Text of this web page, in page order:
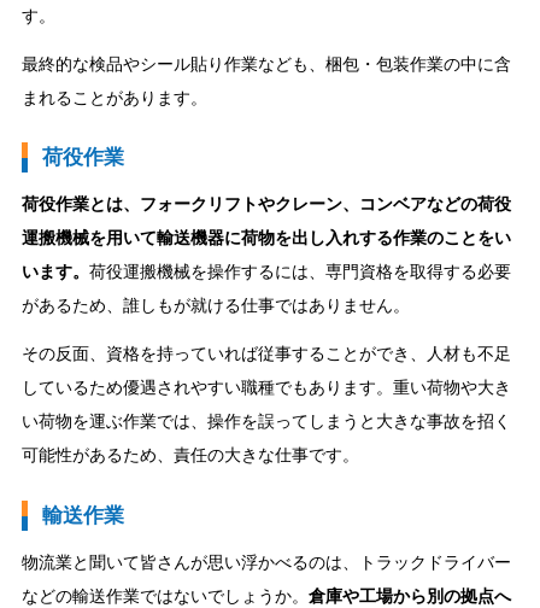
す。
最終的な検品やシール貼り作業なども、梱包・包装作業の中に含
まれることがあります。
荷役作業
荷役作業とは、フォークリフトやクレーン、コンベアなどの荷役
運搬機械を用いて輸送機器に荷物を出し入れする作業のことをい
います。 荷役運搬機械を操作するには、専門資格を取得する必要
があるため、誰しもが就ける仕事ではありません。
その反面、資格を持っていれば従事することができ、人材も不足
しているため優遇されやすい職種でもあります。重い荷物や大き
い荷物を運ぶ作業では、操作を誤ってしまうと大きな事故を招く
可能性があるため、責任の大きな仕事です。
輸送作業
物流業と聞いて皆さんが思い浮かべるのは、トラックドライバー
などの輸送作業ではないでしょうか。 倉庫や工場から別の拠点へ